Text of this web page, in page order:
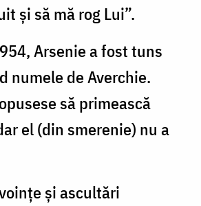
și să mă rog Lui”.
Arsenie a fost tuns
numele de Averchie.
să primească
el (din smerenie) nu a
și ascultări